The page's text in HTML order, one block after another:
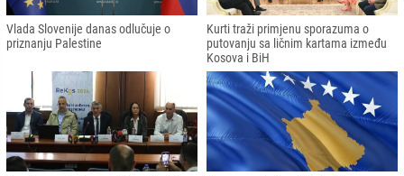
Vlada Slovenije danas odlučuje o
priznanju Palestine
Kurti traži primjenu sporazuma o
putovanju sa ličnim kartama između
Kosova i BiH